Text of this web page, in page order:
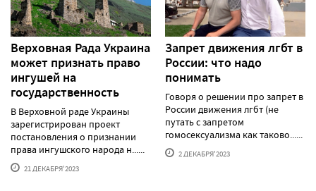
Верховная Рада Украина
может признать право
ингушей на
государственность
В Верховной раде Украины
зарегистрирован проект
постановления о признании
права ингушского народа н......
21 ДЕКАБРЯ'2023
Запрет движения лгбт в
России: что надо
понимать
Говоря о решении про запрет в
России движения лгбт (не
путать с запретом
гомосексуализма как таково......
2 ДЕКАБРЯ'2023